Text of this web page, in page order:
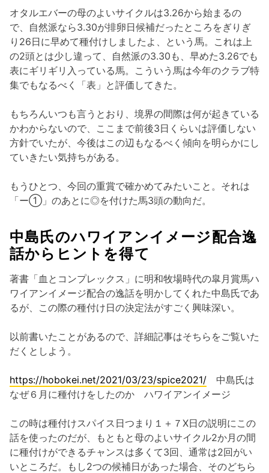
オタルエバーの母のよいサイクルは3.26から始まるの
で、自然派なら3.30が排卵日候補だったところをぎりぎ
り26日に早めて種付けしましたよ、という馬。これは上
の2頭とは少し違って、自然派の3.30も、早めた3.26でも
表にギリギリ入っている馬。こういう馬は今年のクラブ特
集でもなるべく「表」と評価してきた。
もちろんいつも言うとおり、境界の間際は何が起きている
かわからないので、ここまで前後3日くらいは評価しない
方針でいたが、今後はこの辺もなるべく傾向を明らかにし
ていきたい気持ちがある。
もうひとつ、今回の重賞で確かめてみたいこと。それは
「ー①」のあとに◎を付けた馬3頭の動向だ。
中島氏のハワイアンイメージ配合逸
話からヒントを得て
著書「血とコンプレックス」に明和牧場時代の皐月賞馬ハ
ワイアンイメージ配合の逸話を明かしてくれた中島氏であ
るが、この際の種付け日の決定法がすごく興味深い。
以前書いたことがあるので、詳細記事はそちらをご覧いた
だくとしよう。
https://hobokei.net/2021/03/23/spice2021/ 中島氏は
なぜ６月に種付けをしたのか ハワイアンイメージ
この時は種付けスパイス日つまり１＋７X日の説明にこの
話を使ったのだが、もともと母のよいサイクル2か月の間
に種付けができるチャンスは多くて3回、通常は2回がい
いところだ。もし2つの候補日があった場合、そのどちら